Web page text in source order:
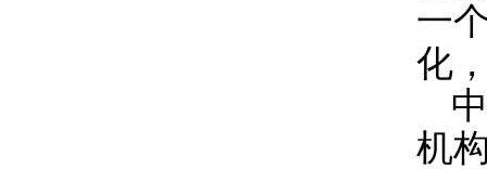
一
化
机